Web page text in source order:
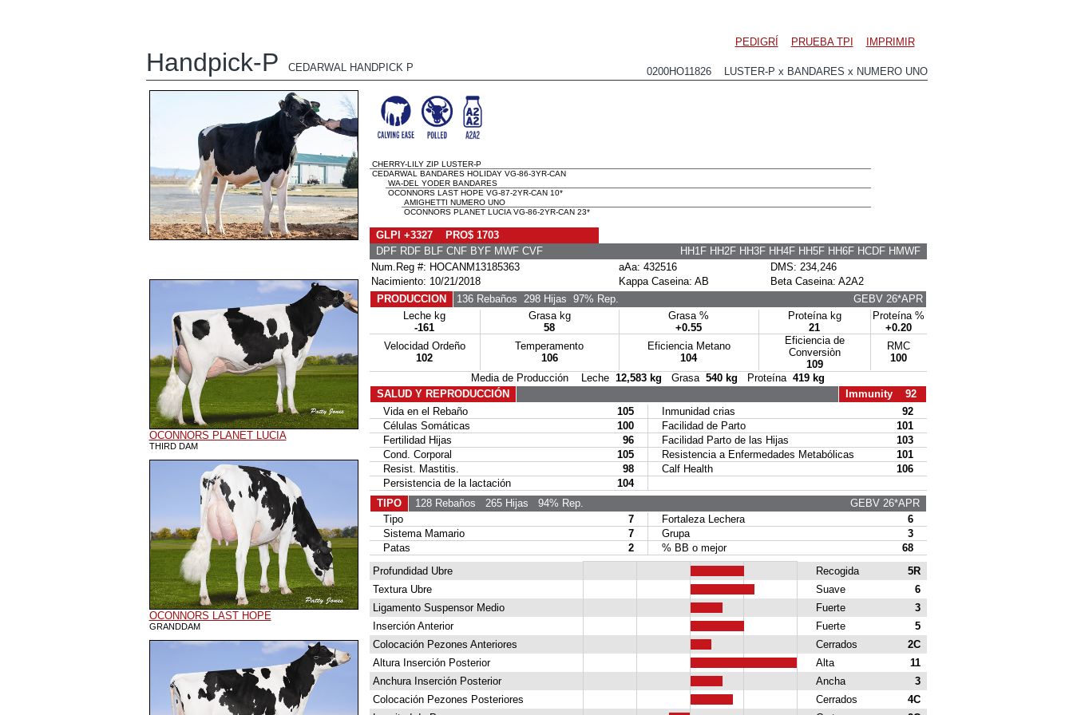
PEDIGRÍ PRUEBA TPI IMPRIMIR
Handpick-P CEDARWAL HANDPICK P 0200HO11826 LUSTER-P x BANDARES x NUMERO UNO
OCONNORS PLANET LUCIA
THIRD DAM
OCONNORS LAST HOPE
GRANDDAM
CHERRY-LILY ZIP LUSTER-P
CEDARWAL BANDARES HOLIDAY VG-86-3YR-CAN
WA-DEL YODER BANDARES
OCONNORS LAST HOPE VG-87-2YR-CAN 10*
AMIGHETTI NUMERO UNO
OCONNORS PLANET LUCIA VG-86-2YR-CAN 23*
GLPI +3327 PRO$ 1703
DPF RDF BLF CNF BYF MWF CVF
HH1F HH2F HH3F HH4F HH5F HH6F HCDF HMWF
Num.Reg #: HOCANM13185363
aAa: 432516
DMS: 234,246
Nacimiento: 10/21/2018
Kappa Caseina: AB
Beta Caseina: A2A2
PRODUCCION
136 Rebaños 298 Hijas 97% Rep.
GEBV 26*APR
Leche kg
-161
Grasa kg
58
Grasa %
+0.55
Proteína kg
21
Proteína %
+0.20
Velocidad Ordeño
102
Temperamento
106
Eficiencia Metano
104
Eficiencia de
Conversiòn
109
RMC
100
Media de Producción Leche 12,583 kg Grasa 540 kg Proteína 419 kg
SALUD Y REPRODUCCIÓN
Immunity 92
Vida en el Rebaño
105 Inmunidad crias
92
Células Somáticas
100 Facilidad de Parto
101
Fertilidad Hijas
96 Facilidad Parto de las Hijas
103
Cond. Corporal
105 Resistencia a Enfermedades Metabólicas
101
Resist. Mastitis.
98 Calf Health
106
Persistencia de la lactación
104
TIPO
128 Rebaños 265 Hijas 94% Rep.
GEBV 26*APR
Tipo
7 Fortaleza Lechera
6
Sistema Mamario
7 Grupa
3
Patas
2 % BB o mejor
68
Profundidad Ubre
Recogida
5R
Textura Ubre
Suave
6
Ligamento Suspensor Medio
Fuerte
3
Inserción Anterior
Fuerte
5
Colocación Pezones Anteriores
Cerrados
2C
Altura Inserción Posterior
Alta
11
Anchura Inserción Posterior
Ancha
3
Colocación Pezones Posteriores
Cerrados
4C